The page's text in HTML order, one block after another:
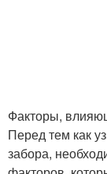
Факторы,
Перед тем как
забора,